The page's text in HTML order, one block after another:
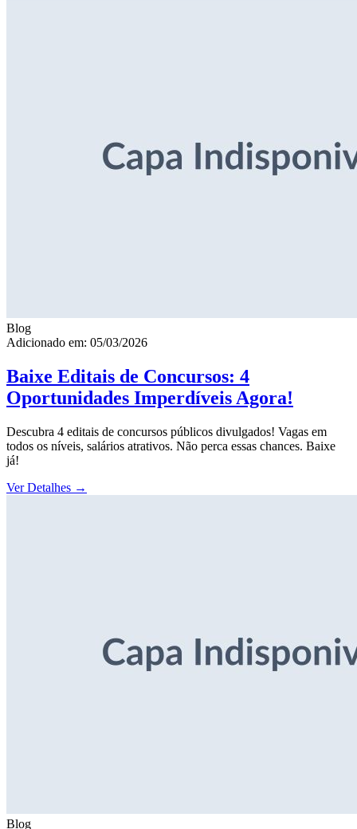
Blog
Adicionado em: 05/03/2026
Baixe Editais de Concursos: 4
Oportunidades Imperdíveis Agora!
Descubra 4 editais de concursos públicos divulgados! Vagas em
todos os níveis, salários atrativos. Não perca essas chances. Baixe
já!
Ver Detalhes →
Blog